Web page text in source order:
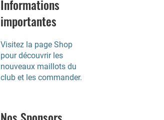
Informations
importantes
Visitez la page Shop
pour découvrir les
nouveaux maillots du
club et les commander.